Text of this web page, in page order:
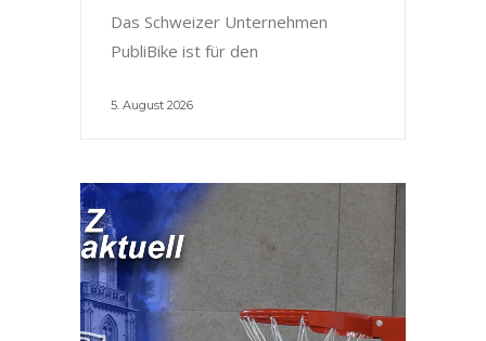
Das Schweizer Unternehmen
PubliBike ist für den
5. August 2026